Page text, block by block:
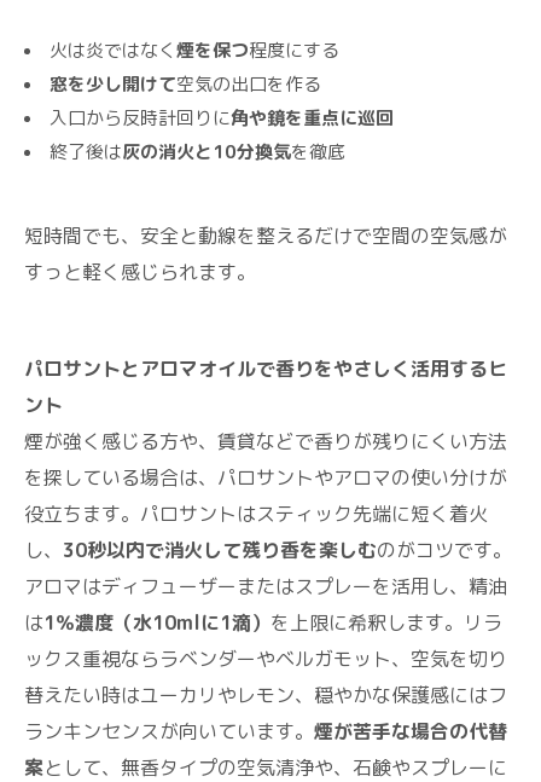
火は炎ではなく煙を保つ程度にする
窓を少し開けて空気の出口を作る
入口から反時計回りに角や鏡を重点に巡回
終了後は灰の消火と10分換気を徹底
短時間でも、安全と動線を整えるだけで空間の空気感が
すっと軽く感じられます。
パロサントとアロマオイルで香りをやさしく活用するヒ
ント
煙が強く感じる方や、賃貸などで香りが残りにくい方法
を探している場合は、パロサントやアロマの使い分けが
役立ちます。パロサントはスティック先端に短く着火
し、 30秒以内で消火して残り香を楽しむのがコツです。
アロマはディフューザーまたはスプレーを活用し、精油
は1％濃度（水10mlに1滴） を上限に希釈します。リラ
ックス重視ならラベンダーやベルガモット、空気を切り
替えたい時はユーカリやレモン、穏やかな保護感にはフ
ランキンセンスが向いています。 煙が苦手な場合の代替
案として、無香タイプの空気清浄や、石鹸やスプレーに